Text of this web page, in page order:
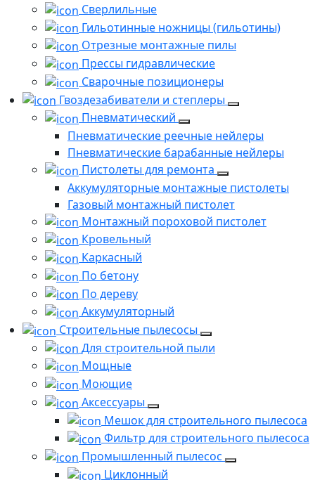
Сверлильные
Гильотинные ножницы (гильотины)
Отрезные монтажные пилы
Прессы гидравлические
Сварочные позиционеры
Гвоздезабиватели и степлеры
Пневматический
Пневматические реечные нейлеры
Пневматические барабанные нейлеры
Пистолеты для ремонта
Аккумуляторные монтажные пистолеты
Газовый монтажный пистолет
Монтажный пороховой пистолет
Кровельный
Каркасный
По бетону
По дереву
Аккумуляторный
Строительные пылесосы
Для строительной пыли
Мощные
Моющие
Аксессуары
Мешок для строительного пылесоса
Фильтр для строительного пылесоса
Промышленный пылесос
Циклонный